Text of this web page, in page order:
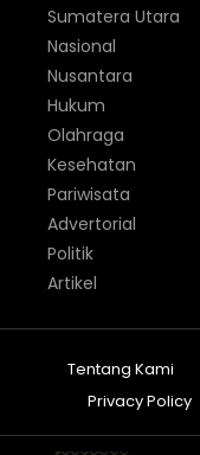
Sumatera Utara
Nasional
Nusantara
Hukum
Olahraga
Kesehatan
Pariwisata
Advertorial
Politik
Artikel
Tentang Kami
Privacy Policy